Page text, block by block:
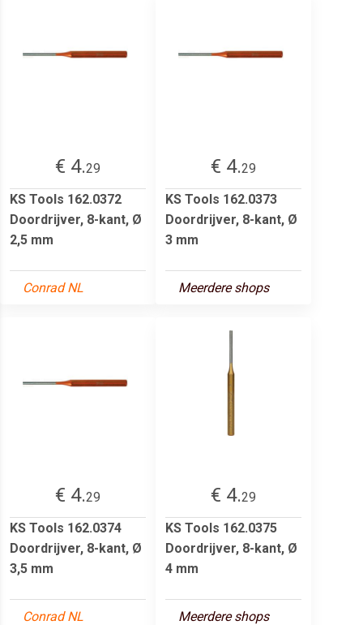
€ 4.29
KS Tools 162.0372
Doordrijver, 8-kant, Ø
2,5 mm
Conrad NL
€ 4.29
KS Tools 162.0373
Doordrijver, 8-kant, Ø
3 mm
Meerdere shops
€ 4.29
KS Tools 162.0374
Doordrijver, 8-kant, Ø
3,5 mm
Conrad NL
€ 4.29
KS Tools 162.0375
Doordrijver, 8-kant, Ø
4 mm
Meerdere shops